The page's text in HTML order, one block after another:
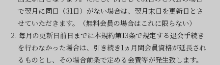
で翌月に同日（31日）がない場合は、翌月末日を更新日とさ
せていただきます。（無料会員の場合はこれに限らない）
2. 毎月の更新日前日までに本規約第13条で規定する退会手続き
を行わなかった場合は、引き続き1ヵ月間会員資格が延長され
るものとし、その場合前条で定める会費等が発生致します。